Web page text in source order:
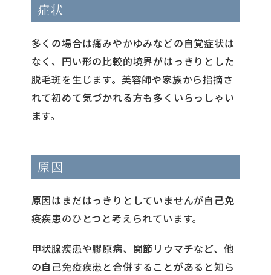
症状
多くの場合は痛みやかゆみなどの自覚症状は
なく、円い形の比較的境界がはっきりとした
脱毛斑を生じます。美容師や家族から指摘さ
れて初めて気づかれる方も多くいらっしゃい
ます。
原因
原因はまだはっきりとしていませんが自己免
疫疾患のひとつと考えられています。
甲状腺疾患や膠原病、関節リウマチなど、他
の自己免疫疾患と合併することがあると知ら